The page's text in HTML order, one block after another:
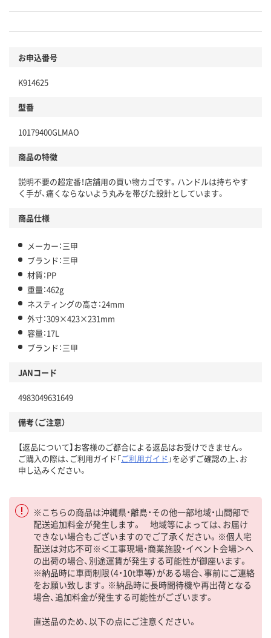
お申込番号
K914625
型番
10179400GLMAO
商品の特徴
説明不要の超定番！店舗用の買い物カゴです。ハンドルは持ちやす
く手が、痛くならないよう丸みを帯びた設計としています。
商品仕様
メーカー：三甲
ブランド：三甲
材質：PP
重量：462g
ネスティングの高さ：24mm
外寸：309×423×231mm
容量：17L
ブランド：三甲
JANコード
4983049631649
備考（ご注意）
【返品について】お客様のご都合による返品はお受けできません。
ご購入の際は、ご利用ガイド「ご利用ガイド 」を必ずご確認の上、お
申し込みください。
※こちらの商品は沖縄県・離島・その他一部地域・山間部で
配送追加料金が発生します。 地域等によっては、お届け
できない場合もございますのでご了承ください。※個人宅
配送は対応不可※＜工事現場・商業施設・イベント会場＞へ
の出荷の場合、別途運賃が発生する可能性が御座います。
※納品時に車両制限（4・10t車等）がある場合、事前にご連絡
をお願い致します。※納品時に長時間待機や再出荷となる
場合、追加料金が発生する可能性がございます。
直送品のため、以下の点にご注意ください。